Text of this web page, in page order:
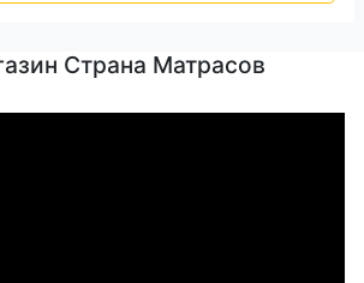
Страна Матрасов